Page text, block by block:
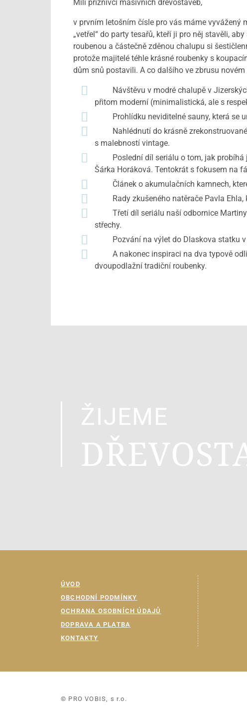
Milí příznivci masivních dřevostaveb,
v prvním letošním čísle pro vás máme vyvážený
„vetřel“ do party tesařů, kteří ji pro něj stavěli,
roubenou a částečně zděnou chalupu si
protože majitelé téhle krásné roubenky s
dům snů postavili. A co dalšího ve zbrusu
Návštěvu v modré chalupě v Jizerských
přitom moderní (minimalistická, ale s
Prohlídku neviditelné sauny, která se
Nahlédnutí do krásně
s malebností vintage.
Poslední díl seriálu o tom, jak probíhá
Šárka Horáková. Tentokrát s fokusem na
Článek o akumulačních kamnech, které
Rady zkušeného natěrače Pavla Ehla,
Třetí díl seriálu naší odbornice Martiny
střechy.
Pozvání na výlet do Dlaskova statku v
A nakonec inspiraci na dva typově
dvoupodlažní tradiční roubenky.
ŽIJEME
ÚVOD
OBCHODNÍ PODMÍNKY
OCHRANA OSOBNÍCH ÚDAJŮ
DOPRAVA A PLATBA
KONTAKTY
© PRO VOBIS, s r.o.